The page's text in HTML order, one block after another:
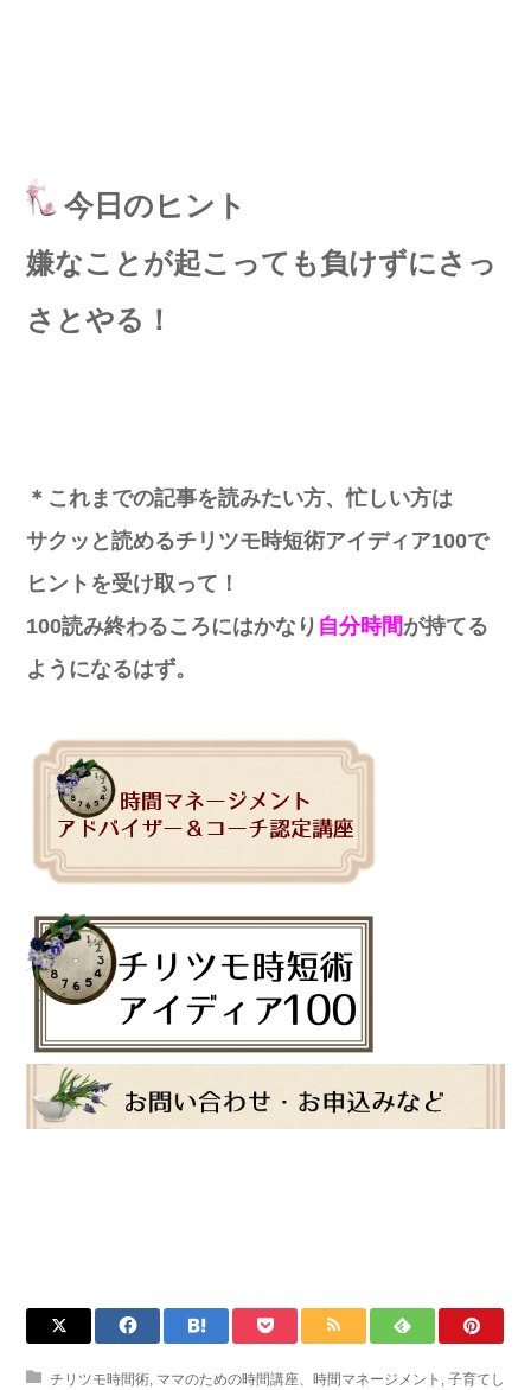
今日のヒント
嫌なことが起こっても負けずにさっ
さとやる！
＊これまでの記事を読みたい方、忙しい方は
サクッと読めるチリツモ時短術アイディア100で
ヒントを受け取って！
100読み終わるころにはかなり 自分時間が持てる
ようになるはず。
チリツモ時間術, ママのための時間講座、時間マネージメント , 子育てし